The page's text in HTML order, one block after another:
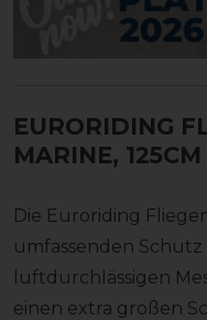
EURORIDING
MARINE, 125CM
Die Euroriding
umfassenden
luftdurchlässigen
einen extra großen